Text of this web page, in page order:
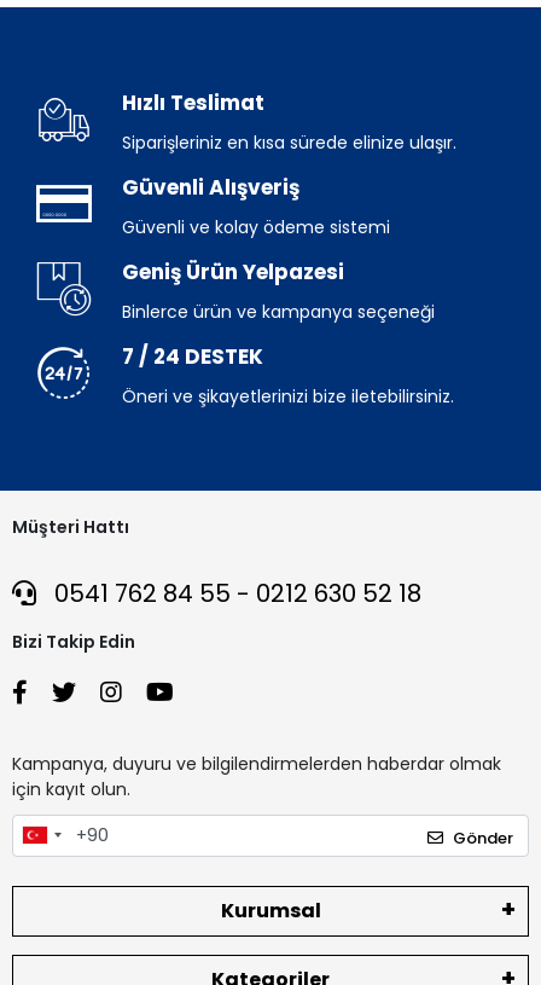
Hızlı Teslimat
Siparişleriniz en kısa sürede elinize ulaşır.
Güvenli Alışveriş
Güvenli ve kolay ödeme sistemi
Geniş Ürün Yelpazesi
Binlerce ürün ve kampanya seçeneği
7 / 24 DESTEK
Öneri ve şikayetlerinizi bize iletebilirsiniz.
Müşteri Hattı
0541 762 84 55 - 0212 630 52 18
Bizi Takip Edin
Kampanya, duyuru ve bilgilendirmelerden haberdar olmak
için kayıt olun.
Gönder
Kurumsal